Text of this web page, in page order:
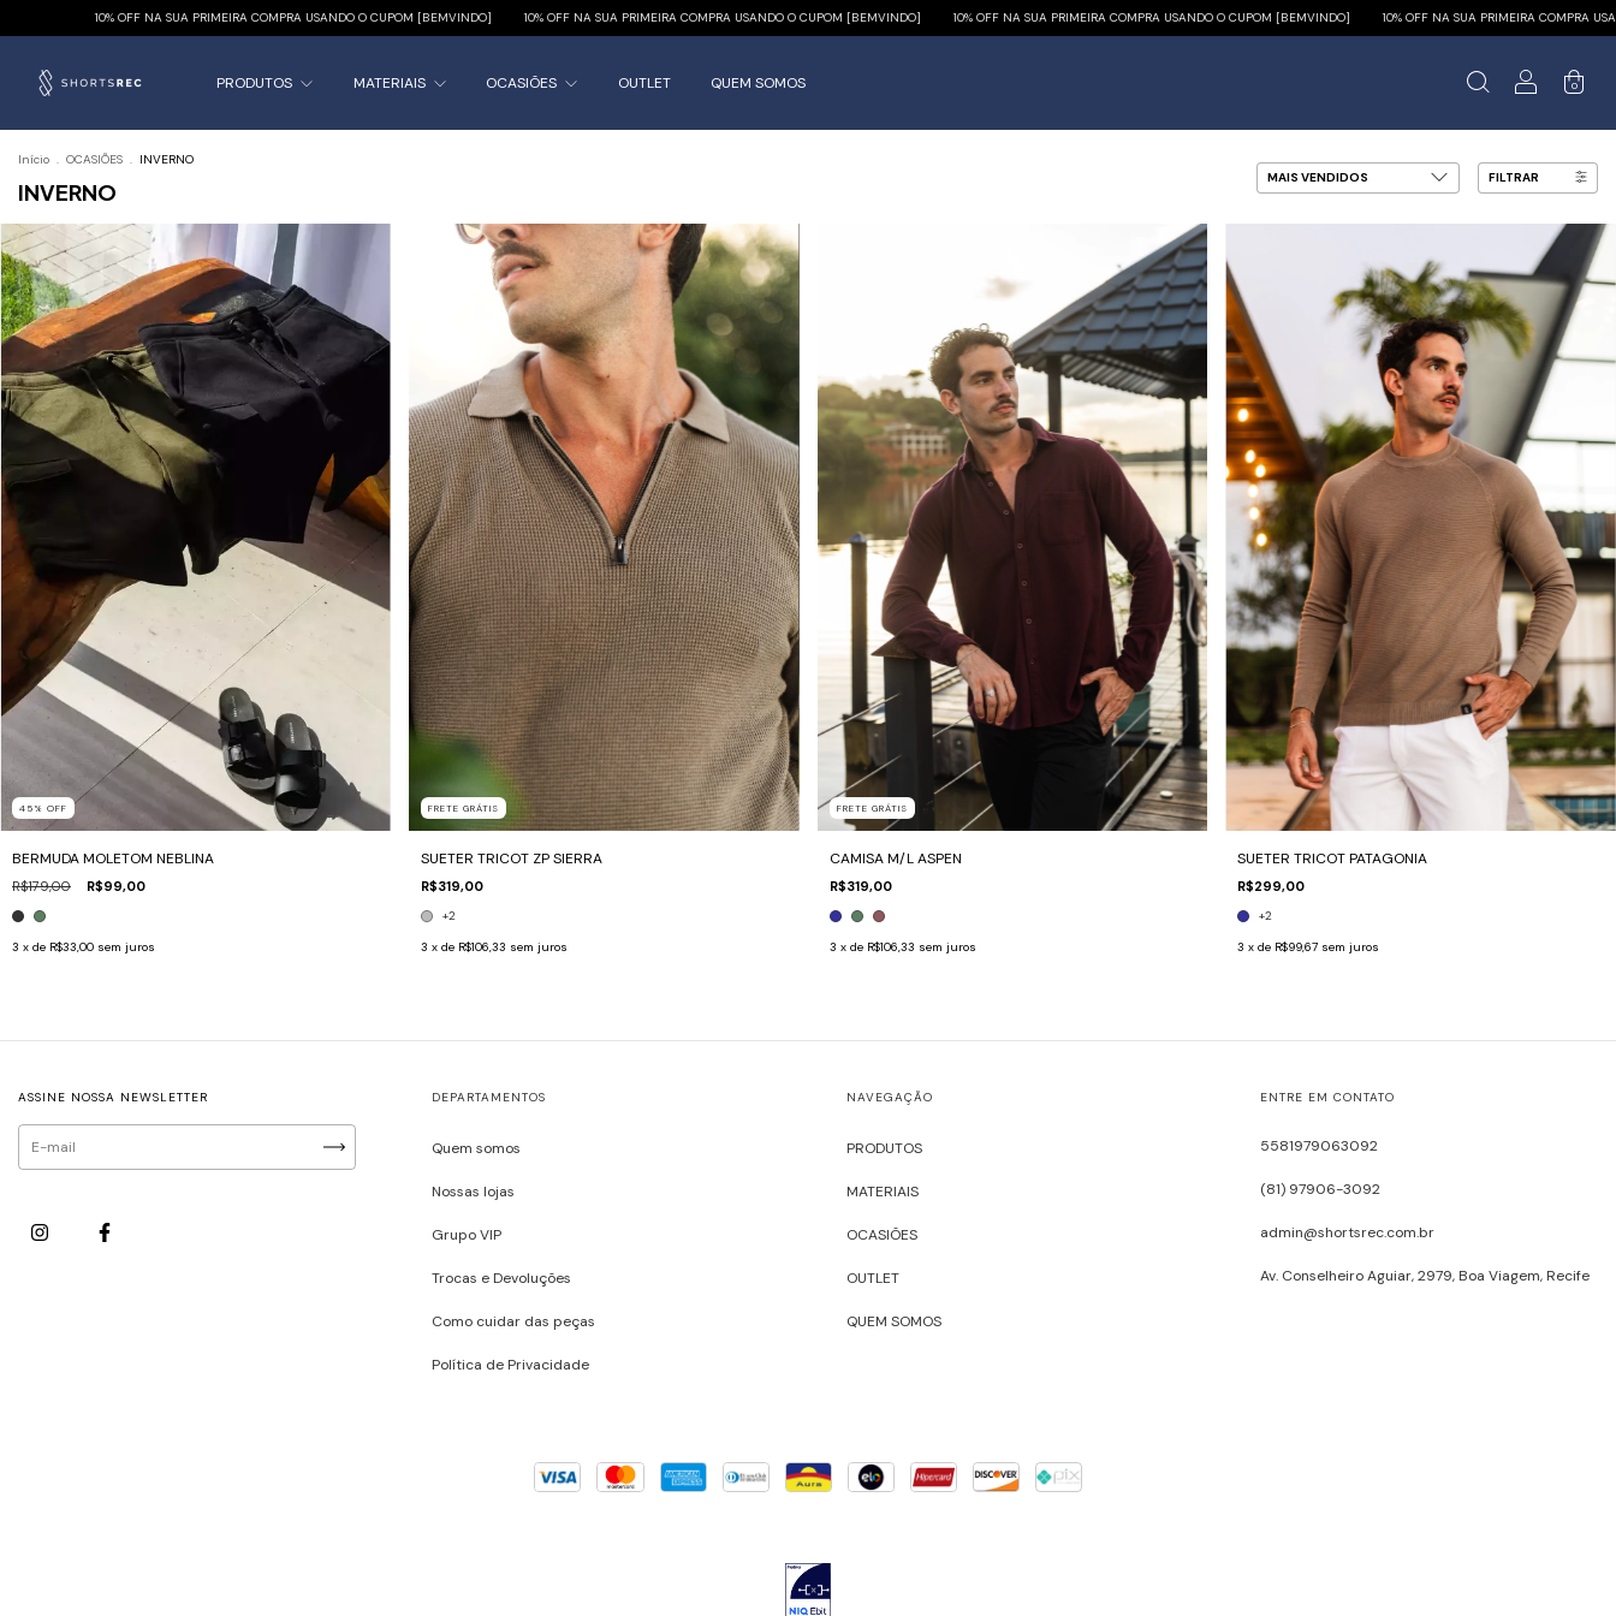
10% OFF NA SUA PRIMEIRA COMPRA USANDO O CUPOM [BEMVINDO] 10% OFF NA SUA PRIMEIRA COMPRA USANDO O CUPOM [BEMVINDO] 10% OFF NA SUA PRIMEIRA COMPRA USANDO O CUPOM [BEMVINDO] 10% OFF NA SUA PRIMEIRA COMPRA USANDO O
PRODUTOS MATERIAIS OCASIÕES OUTLET QUEM SOMOS 0
Início . OCASIÕES . INVERNO
INVERNO
FILTRAR
45 % OFF
BERMUDA MOLETOM NEBLINA
R$179,00 R$99,00
3 x de R$33,00 sem juros
FRETE GRÁTIS
SUETER TRICOT ZP SIERRA
R$319,00
+2
3 x de R$106,33 sem juros
FRETE GRÁTIS
CAMISA M/L ASPEN
R$319,00
3 x de R$106,33 sem juros
SUETER TRICOT PATAGONIA
R$299,00
+2
3 x de R$99,67 sem juros
ASSINE NOSSA NEWSLETTER DEPARTAMENTOS
Quem somos
Nossas lojas
Grupo VIP
Trocas e Devoluções
Como cuidar das peças
Política de Privacidade
NAVEGAÇÃO
PRODUTOS
MATERIAIS
OCASIÕES
OUTLET
QUEM SOMOS
ENTRE EM CONTATO
5581979063092
(81) 97906-3092
admin@shortsrec.com.br
Av. Conselheiro Aguiar, 2979, Boa Viagem, Recife